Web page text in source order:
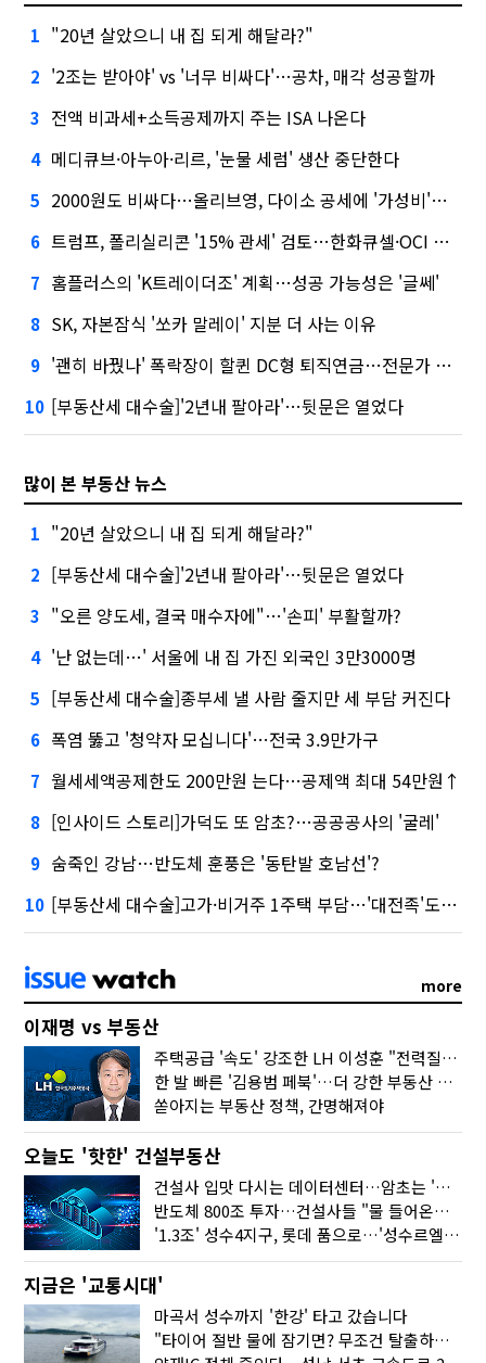
1 "20년 살았으니 내 집 되게 해달라?"
2 '2조는 받아야' vs '너무 비싸다'…공차, 매각 성공할까
3 전액 비과세+소득공제까지 주는 ISA 나온다
4 메디큐브·아누아·리르, '눈물 세럼' 생산 중단한다
5 2000원도 비싸다…올리브영, 다이소 공세에 '가성비'로 맞불
6 트럼프, 폴리실리콘 '15% 관세' 검토…한화큐셀·OCI 영향은?
7 홈플러스의 'K트레이더조' 계획…성공 가능성은 '글쎄'
8 SK, 자본잠식 '쏘카 말레이' 지분 더 사는 이유
9 '괜히 바꿨나' 폭락장이 할퀸 DC형 퇴직연금…전문가 조언은
10 [부동산세 대수술]'2년내 팔아라'…뒷문은 열었다
많이 본 부동산 뉴스
1 "20년 살았으니 내 집 되게 해달라?"
2 [부동산세 대수술]'2년내 팔아라'…뒷문은 열었다
3 "오른 양도세, 결국 매수자에"…'손피' 부활할까?
4 '난 없는데…' 서울에 내 집 가진 외국인 3만3000명
5 [부동산세 대수술]종부세 낼 사람 줄지만 세 부담 커진다
6 폭염 뚫고 '청약자 모십니다'…전국 3.9만가구
7 월세세액공제한도 200만원 는다…공제액 최대 54만원↑
8 [인사이드 스토리]가덕도 또 암초?…공공공사의 '굴레'
9 숨죽인 강남…반도체 훈풍은 '동탄발 호남선'?
10 [부동산세 대수술]고가·비거주 1주택 부담…'대전족'도 불똥
more
이재명 vs 부동산
주택공급 '속도' 강조한 LH 이성훈 "전력질주해야"
한 발 빠른 '김용범 페북'…더 강한 부동산 규제 나오나
쏟아지는 부동산 정책, 간명해져야
오늘도 '핫한' 건설부동산
건설사 입맛 다시는 데이터센터…암초는 '주민 반대'
반도체 800조 투자…건설사들 "물 들어온다!"
'1.3조' 성수4지구, 롯데 품으로…'성수르엘 S70' 거듭
지금은 '교통시대'
마곡서 성수까지 '한강' 타고 갔습니다
"타이어 절반 물에 잠기면? 무조건 탈출하세요"